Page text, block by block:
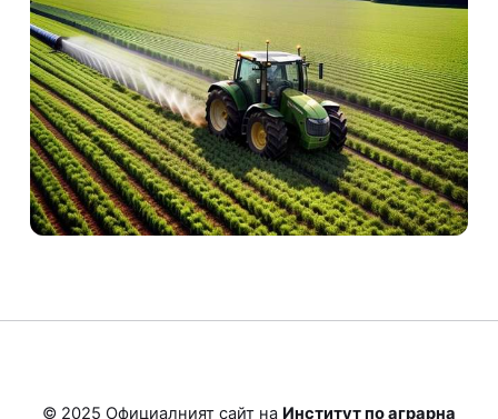
© 2025 Официалният сайт на Институт по аграрна